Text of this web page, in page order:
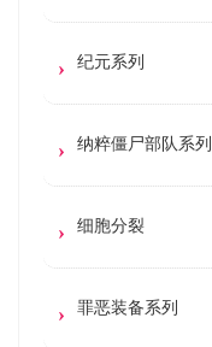
纪元系列
纳粹僵尸部队系列
细胞分裂
罪恶装备系列